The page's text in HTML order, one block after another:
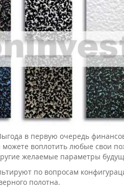
в первую очередь
можете воплотить любые свои
желаемые параметры
по вопросам
полотна.